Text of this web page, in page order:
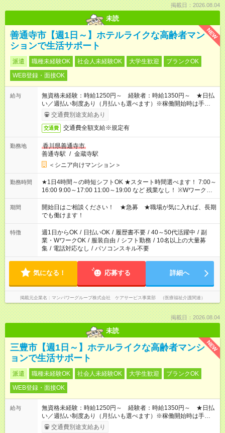
掲載日：2026.08.04
未読
NEW
善通寺市【週1日～】ホテルライクな高齢者マン
ションで生活サポート
派遣 職種未経験OK 社会人未経験OK 大学生歓迎
ブランクOK
WEB登録・面接OK
給与
無資格未経験：時給1250円～ 経験者：時給1350円～ ★日払
い／週払い制度あり（月払いも選べます）※稼働開始時は手続き
完了次第のお支払いとなります。
交通費別途支給あり
交通費 交通費全額支給※規定有
勤務地
香川県善通寺市
善通寺駅 / 金蔵寺駅
＜シニア向けマンション＞
勤務時間
★1日4時間～の時短シフトOK ★スタート時間選べます！ 7:00～
16:00 9:00～17:00 11:00～19:00 など 残業なし！ ※Wワークの
場合、他のお仕事と合わせ週40時間超の就業はご案内できませ
ん ※法令に基づき、週20時間以上勤務は社会保険への加入対象
となります ※労働者派遣法（日雇い派遣の原則禁止）により、
短時間・短期間の就業はご案内が難しい場合があります
期間
開始日はご相談ください！ ★急募 ★職場が気に入れば、長期
でも働けます！
特徴 週1日からOK / 日払いOK / 履歴書不要 / 40～50代活躍中 / 副
業・WワークOK / 服装自由 / シフト勤務 / 10名以上の大量募
集 / 電話対応なし / パソコンスキル不要
気になる！ 応募する 詳細へ
掲載元企業名 マンパワーグループ株式会社 ケアサービス事業部 （医療福祉介護関連）
掲載日：2026.08.04
未読
NEW
三豊市【週1日～】ホテルライクな高齢者マンシ
ョンで生活サポート
派遣 職種未経験OK 社会人未経験OK 大学生歓迎
ブランクOK
WEB登録・面接OK
給与
無資格未経験：時給1250円～ 経験者：時給1350円～ ★日払
い／週払い制度あり（月払いも選べます）※稼働開始時は手続き
完了次第のお支払いとなります。
交通費別途支給あり